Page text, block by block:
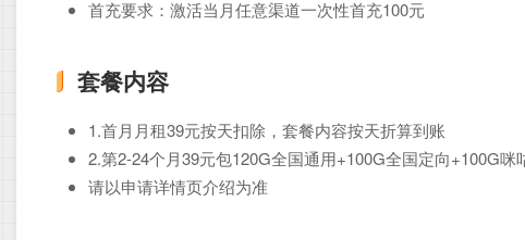
首充要求：激活当月任意渠道一次性首充100元
套餐内容
1.首月月租39元按天扣除，套餐内容按天折算到账
2.第2-24个月39元包120G全国通用+100G全国定向+100G
请以申请详情页介绍为准